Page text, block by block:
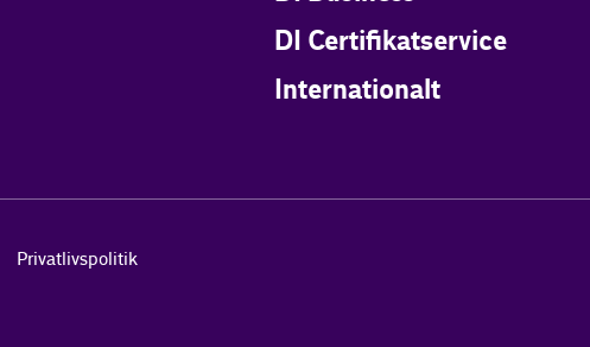
DI Certifikatservice
Internationalt
Privatlivspolitik